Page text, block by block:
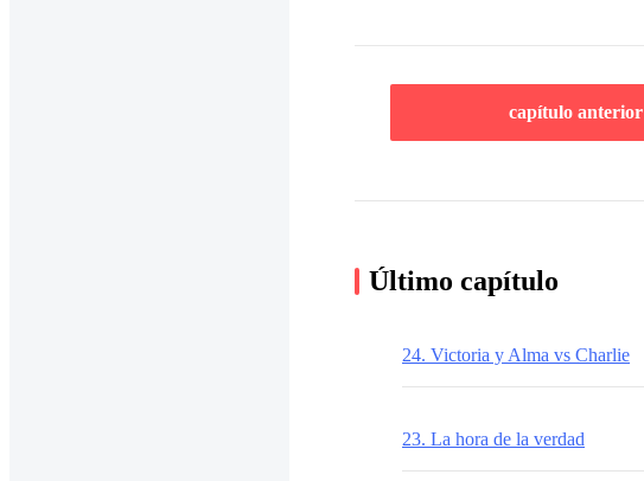
capítulo anterior
Último capítulo
24. Victoria y Alma vs Charlie
23. La hora de la verdad